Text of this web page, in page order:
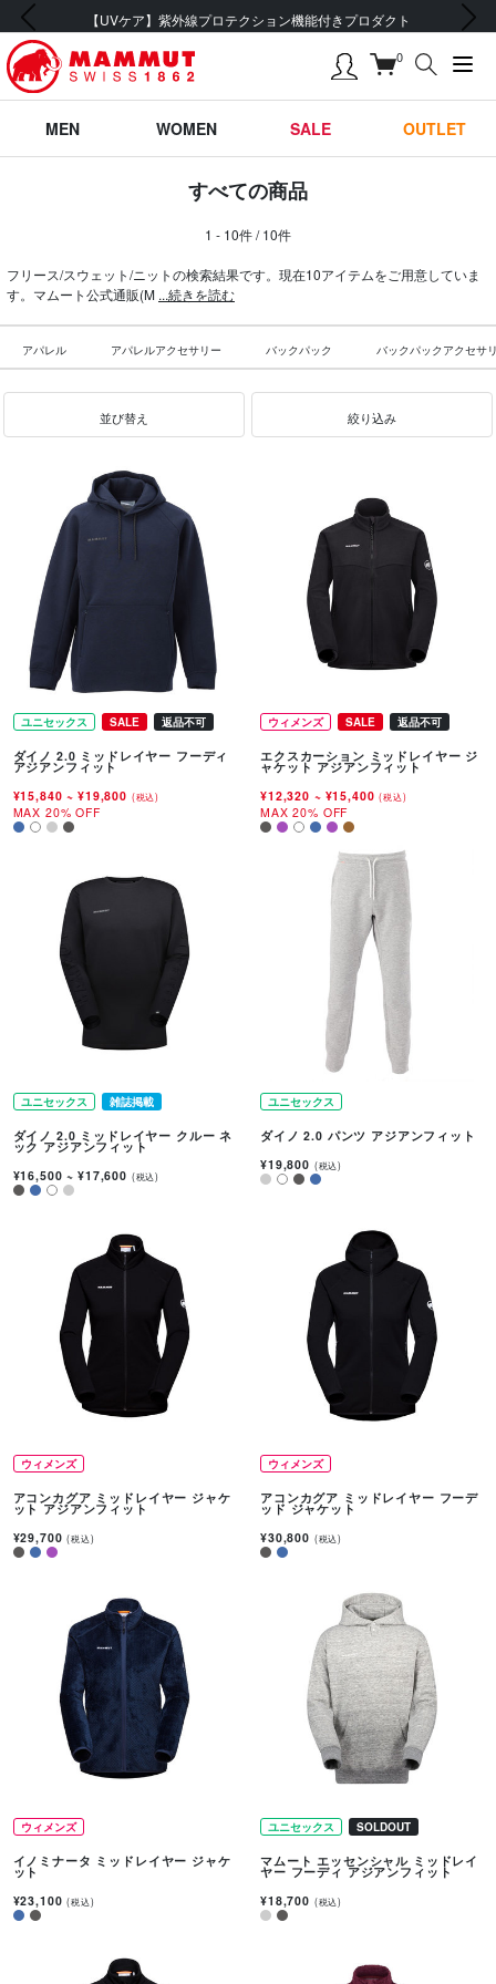
【UVケア】紫外線プロテクション機能付きプロダクト
前の画像 次の画像
0
MEN WOMEN SALE OUTLET
すべての商品
1 - 10件 / 10件
フリース/スウェット/ニットの検索結果です。現在10アイテムをご用意していま
す。マムート公式通販(M ...続きを読む
アパレル アパレルアクセサリー バックパック バックパックアクセサ
並び替え 絞り込み
ユニセックス SALE 返品不可
ダイノ 2.0 ミッドレイヤー フーディ
アジアンフィット
¥15,840~ ¥19,800 (税込)
MAX 20% OFF
ウィメンズ SALE 返品不可
エクスカーション ミッドレイヤー ジ
ャケット アジアンフィット
¥12,320 ~ ¥15,400(税込)
MAX 20% OFF
ユニセックス 雑誌掲載
ダイノ 2.0 ミッドレイヤー クルー ネ
ック アジアンフィット
¥16,500~ ¥17,600 (税込)
ユニセックス
ダイノ 2.0 パンツ アジアンフィット
¥19,800 (税込)
ウィメンズ
アコンカグア ミッドレイヤー ジャケ
ット アジアンフィット
¥29,700(税込)
ウィメンズ
アコンカグア ミッドレイヤー フーデ
ッド ジャケット
¥30,800 (税込)
ウィメンズ
イノミナータ ミッドレイヤー ジャケ
ット
¥23,100(税込)
ユニセックス SOLDOUT
マムート エッセンシャル ミッドレイ
ヤー フーディ アジアンフィット
¥18,700 (税込)